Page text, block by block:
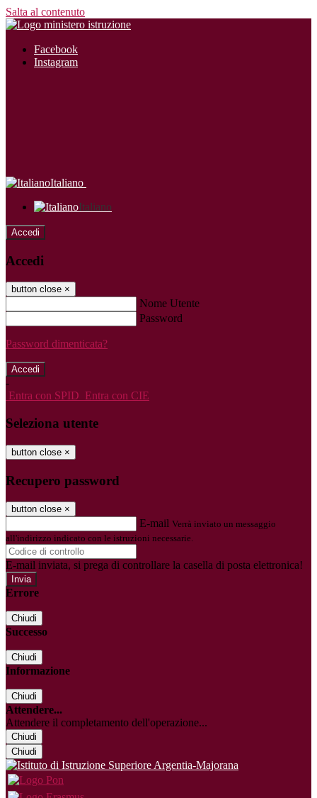
Salta al contenuto
Facebook
Instagram
Italiano
Italiano
Accedi
Accedi
button close ×
Nome Utente
Password
Password dimenticata?
-
Entra con SPID Entra con CIE
Seleziona utente
button close ×
Recupero password
button close ×
E-mail Verrà inviato un messaggio
all'indirizzo indicato con le istruzioni necessarie.
E-mail inviata, si prega di controllare la casella di posta elettronica!
Errore
Chiudi
Successo
Chiudi
Informazione
Chiudi
Attendere...
Attendere il completamento dell'operazione...
Chiudi
Chiudi